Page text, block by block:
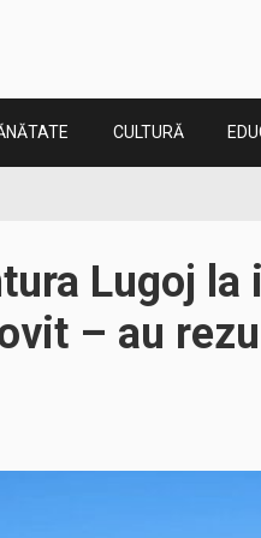
CULTURĂ
Lugoj la
– au